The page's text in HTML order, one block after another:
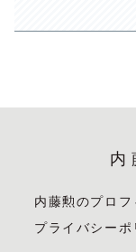
内藤勲のプロフ
プライバシーポ